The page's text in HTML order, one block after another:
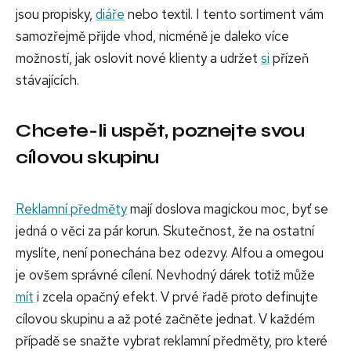
jsou propisky, diáře nebo textil. I tento sortiment vám
samozřejmě přijde vhod, nicméně je daleko více
možností, jak oslovit nové klienty a udržet si přízeň
stávajících.
Chcete-li uspět, poznejte svou
cílovou skupinu
Reklamní předmětymají doslova magickou moc, byť se
jedná o věci za pár korun. Skutečnost, že na ostatní
myslíte, není ponechána bez odezvy. Alfou a omegou
je ovšem správné cílení. Nevhodný dárek totiž může
mít i zcela opačný efekt. V prvé řadě proto definujte
cílovou skupinu a až poté začněte jednat. V každém
případě se snažte vybrat reklamní předměty, pro které